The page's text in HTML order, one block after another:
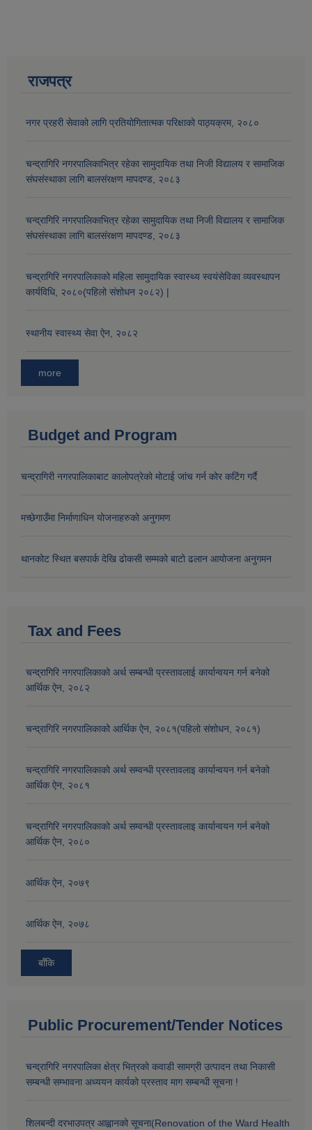
राजपत्र
नगर प्रहरी सेवाको लागि प्रतियोगितात्मक परिक्षाको पाठ्यक्रम, २०८०
चन्द्रागिरि नगरपालिकाभित्र रहेका सामुदायिक तथा निजी विद्यालय र सामाजिक
संघसंस्थाका लागि बालसंरक्षण मापदण्ड, २०८३
चन्द्रागिरि नगरपालिकाभित्र रहेका सामुदायिक तथा निजी विद्यालय र सामाजिक
संघसंस्थाका लागि बालसंरक्षण मापदण्ड, २०८३
चन्द्रागिरि नगरपालिकाको महिला सामुदायिक स्वास्थ्य स्वयंसेविका व्यवस्थापन
कार्यविधि, २०८०(पहिलो संशोधन २०८२) |
स्थानीय स्वास्थ्य सेवा ऐन, २०८२
more
Budget and Program
चन्द्रागिरी नगरपालिकाबाट कालोपत्रेको मोटाई जांच गर्न कोर कटिंग गर्दै
मच्छेगाउँमा निर्माणाधिन योजनाहरुको अनुगमण
थानकोट स्थित बसपार्क देखि ढोकसी सम्मको बाटो ढलान आयोजना अनुगमन
Tax and Fees
चन्द्रागिरि नगरपालिकाको अर्थ सम्बन्धी प्रस्तावलाई कार्यान्वयन गर्न बनेको
आर्थिक ऐन, २०८२
चन्द्रागिरि नगरपालिकाको आर्थिक ऐन, २०८१(पहिलो संशोधन, २०८१)
चन्द्रागिरि नगरपालिकाको अर्थ सम्वन्धी प्रस्तावलाइ कार्यान्वयन गर्न बनेको
आर्थिक ऐन, २०८१
चन्द्रागिरि नगरपालिकाको अर्थ सम्वन्धी प्रस्तावलाइ कार्यान्वयन गर्न बनेको
आर्थिक ऐन, २०८०
आर्थिक ऐन, २०७९
आर्थिक ऐन, २०७८
बाँकि
Public Procurement/Tender Notices
चन्द्रागिरि नगरपालिका क्षेत्र भित्रको कवाडी सामग्री उत्पादन तथा निकासी
सम्बन्धी सम्भावना अध्ययन कार्यको प्रस्ताव माग सम्बन्धी सूचना !
शिलबन्दी दरभाउपत्र आह्वानको सूचना(Renovation of the Ward Health